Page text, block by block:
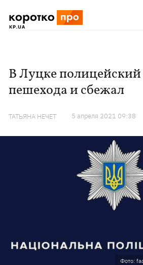
В Луцке
пешехода и сбежал
ТАТЬЯНА НЕЧЕТ 5 апреля 2021 09:38
Фото: